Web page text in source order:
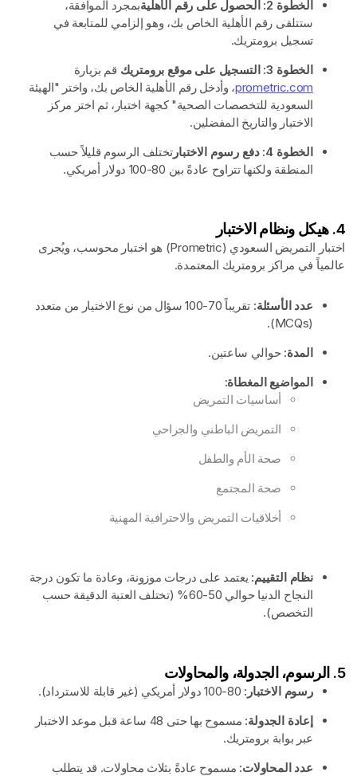
الخطوة 2: الحصول على رقم الأهلية
بمجرد الموافقة،
ستتلقى رقم الأهلية الخاص بك، وهو إلزامي للمتابعة في
تسجيل برومتريك.
الخطوة 3: التسجيل على موقع برومتريك
قم بزيارة
prometric.com، وأدخل رقم الأهلية الخاص بك، واختر "الهيئة
السعودية للتخصصات الصحية" كجهة اختبار، ثم اختر مركز
الاختبار والتاريخ المفضلين.
الخطوة 4: دفع رسوم الاختبار
تختلف الرسوم قليلاً حسب
المنطقة ولكنها تتراوح عادةً بين 80-100 دولار أمريكي.
4. هيكل ونظام الاختبار
اختبار التمريض السعودي (Prometric) هو اختبار محوسب، ويُجرى
عالمياً في مراكز برومتريك المعتمدة.
عدد الأسئلة:
تقريباً 70-100 سؤال من نوع الاختيار من متعدد
(MCQs).
المدة: حوالي ساعتين.
المواضيع المغطاة:
أساسيات التمريض
التمريض الباطني والجراحي
صحة الأم والطفل
صحة المجتمع
أخلاقيات التمريض والاحترافية المهنية
نظام التقييم: يعتمد على درجات موزونة، وعادة ما تكون درجة
النجاح الدنيا حوالي 50-60% (تختلف العتبة الدقيقة حسب
التخصص).
5. الرسوم، الجدولة، والمحاولات
رسوم الاختبار:
إعادة الجدولة:
مسموح بها حتى 48 ساعة قبل موعد الاختبار
عبر بوابة برومتريك.
عدد المحاولات: مسموح عادةً بثلاث محاولات. قد يتطلب